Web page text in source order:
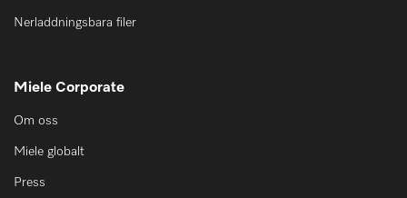
Nerladdningsbara filer
Miele Corporate
Om oss
Miele globalt
Press